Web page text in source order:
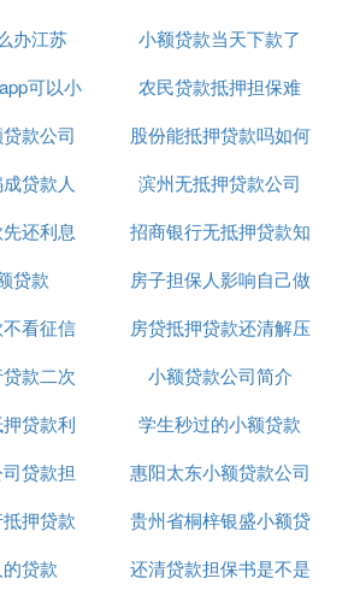
或者第三人为出质人，债权人为质
为质押财产。第四百四十三条以基
的，质权自办理出质登记时设立。
外。出质人转让基金份额、股权所
质权人提前清偿债务或者提存。
贷款吗
款人向贷款机构申请并出示相关材
款人和贷款人双方应以书面形式签
权质押合同可以单独订立，也可以
保条款；三、股权质押合同签订后
当事人须凭股权质押合同到股权出
发行公司登记的工商行政管理部
记机构保管；四、申请办理股权出
政管理部门提交材料；1、申请人
贷款
办江苏
小额贷款当天下款了
可以小
农民贷款抵押担保难
款公司
股份能抵押贷款吗如何
办理
贷款人
滨州无抵押贷款公司
还利息
金
招商银行无抵押贷款知
识介绍
贷款
房子担保人影响自己做
贷款吗
看征信
房贷抵押贷款还清解压
款二次
多少
小额贷款公司简介
贷款利
学生秒过的小额贷款
贷款担
惠阳太东小额贷款公司
电话
押贷款
贵州省桐梓银盛小额贷
款有限公司
贷款
还清贷款担保书是不是